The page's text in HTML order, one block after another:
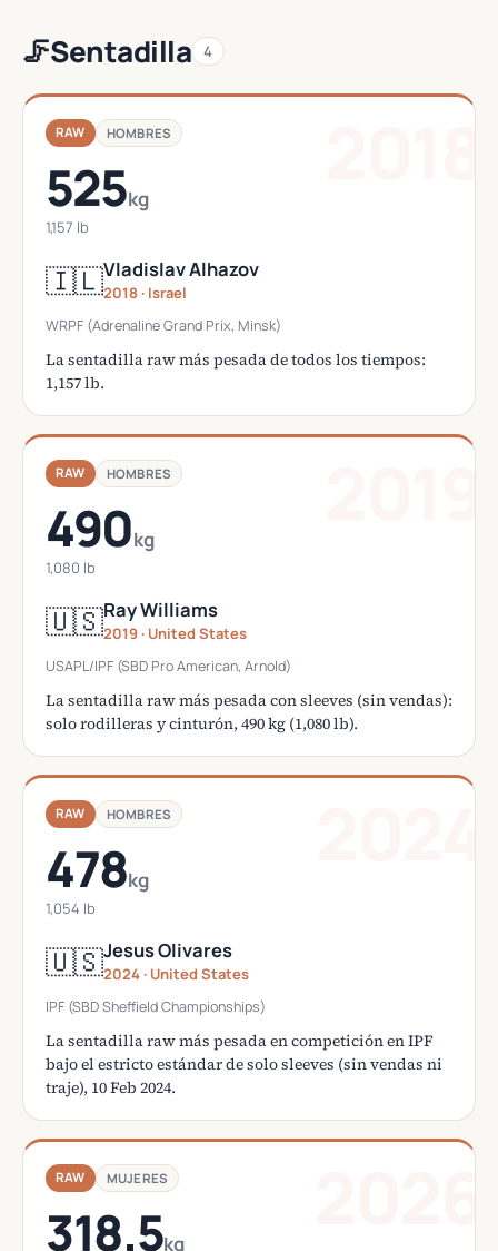
🦵Sentadilla 4
RAW HOMBRES
525kg
1,157 lb
🇮🇱Vladislav Alhazov
2018 · Israel
WRPF (Adrenaline Grand Prix, Minsk)
La sentadilla raw más pesada de todos los tiempos:
1,157 lb.
RAW HOMBRES
490kg
1,080 lb
🇺🇸Ray Williams
2019 · United States
USAPL/IPF (SBD Pro American, Arnold)
La sentadilla raw más pesada con sleeves (sin vendas):
solo rodilleras y cinturón, 490 kg (1,080 lb).
RAW HOMBRES
478kg
1,054 lb
🇺🇸Jesus Olivares
2024 · United States
IPF (SBD Sheffield Championships)
La sentadilla raw más pesada en competición en IPF
bajo el estricto estándar de solo sleeves (sin vendas ni
traje), 10 Feb 2024.
RAW MUJERES
318.5kg